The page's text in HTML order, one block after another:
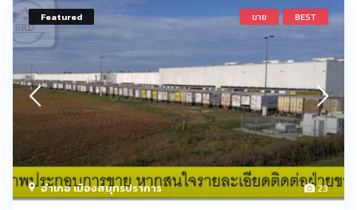
23
อำเภอ เมืองสมุทรปราการ
Featured ขาย BEST